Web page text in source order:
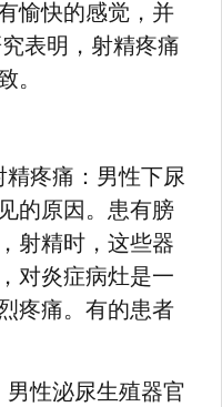
愉快的感觉，并
表明，射精疼痛
。
精疼痛：男性下尿
的原因。患有膀
射精时，这些器
对炎症病灶是一
疼痛。有的患者
性泌尿生殖器官